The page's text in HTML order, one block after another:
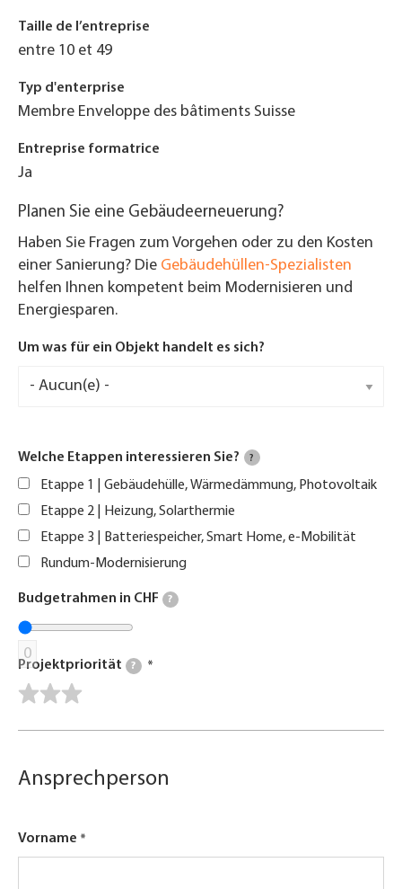
Taille de l’entreprise
entre 10 et 49
Typ d'enterprise
Membre Enveloppe des bâtiments Suisse
Entreprise formatrice
Ja
Planen Sie eine Gebäudeerneuerung?
Haben Sie Fragen zum Vorgehen oder zu den Kosten
einer Sanierung? Die Gebäudehüllen-Spezialisten
helfen Ihnen kompetent beim Modernisieren und
Energiesparen.
Um was für ein Objekt handelt es sich?
Welche Etappen interessieren Sie? ?
Etappe 1 | Gebäudehülle, Wärmedämmung, Photovoltaik
Etappe 2 | Heizung, Solarthermie
Etappe 3 | Batteriespeicher, Smart Home, e-Mobilität
Rundum-Modernisierung
Budgetrahmen in CHF ?
0
Projektpriorität ?
Ansprechperson
Vorname